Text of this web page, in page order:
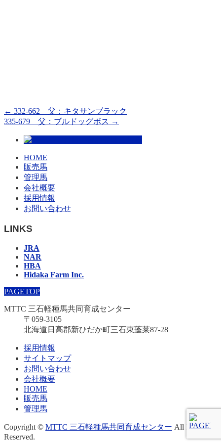
← 332-662 父：キタサンブラック
335-679 父：ブルドッグボス →
HOME
販売馬
管理馬
会社概要
採用情報
お問い合わせ
LINKS
JRA
NAR
HBA
Hidaka Farm Inc.
PAGETOP
MTTC 三石軽種馬共同育成センター
〒059-3105
北海道日高郡新ひだか町三石東蓬莱87-28
採用情報
サイトマップ
お問い合わせ
会社概要
HOME
販売馬
管理馬
Copyright © MTTC 三石軽種馬共同育成センター All Rights
Reserved.